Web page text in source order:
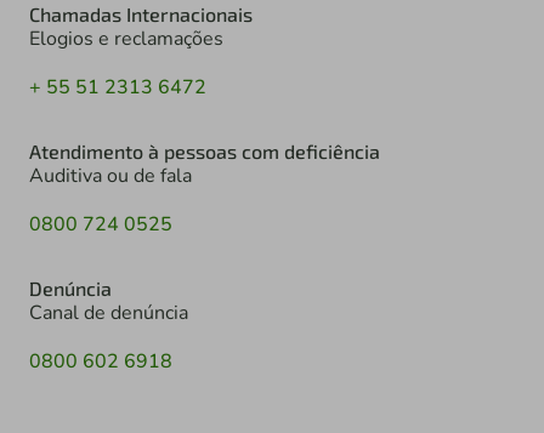
Chamadas Internacionais
Elogios e reclamações
+ 55 51 2313 6472
Atendimento à pessoas com deficiência
Auditiva ou de fala
0800 724 0525
Denúncia
Canal de denúncia
0800 602 6918